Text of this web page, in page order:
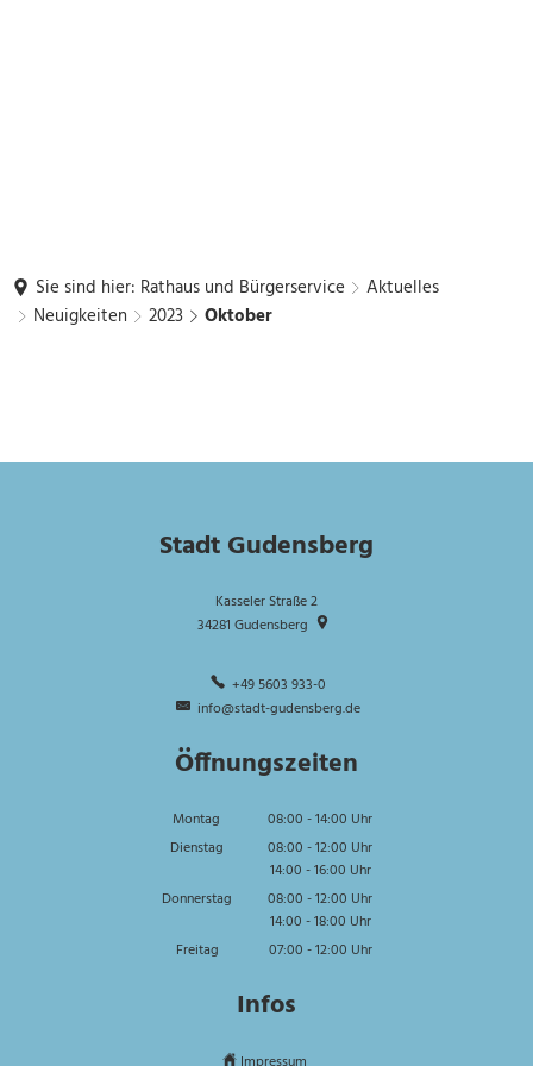
Sie sind hier: Rathaus und Bürgerservice
Aktuelles
Neuigkeiten
2023 Oktober
Stadt Gudensberg
Kasseler Straße 2
34281 Gudensberg
+49 5603 933-0
info@stadt-gudensberg.de
Öffnungszeiten
Montag 08:00 -14:00 Uhr
Von 08:00 bis 14:00 Uhr
Dienstag 08:00 -12:00 Uhr
Von 08:00 bis 12:00 Uhr
14:00 -16:00 Uhr
Von 14:00 bis 16:00 Uhr
Donnerstag 08:00 -12:00 Uhr
Von 08:00 bis 12:00 Uhr
14:00 -18:00 Uhr
Von 14:00 bis 18:00 Uhr
Freitag 07:00 -12:00 Uhr
Infos